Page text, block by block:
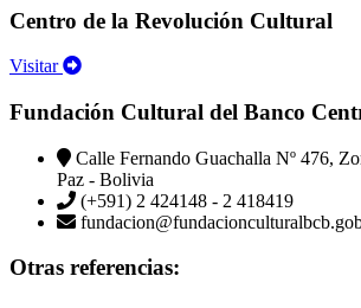
Centro de la Revolución Cultural
Visitar
Fundación Cultural del Banco
Calle Fernando Guachalla Nº 476,
Paz - Bolivia
(+591) 2 424148 - 2 418419
Otras referencias: